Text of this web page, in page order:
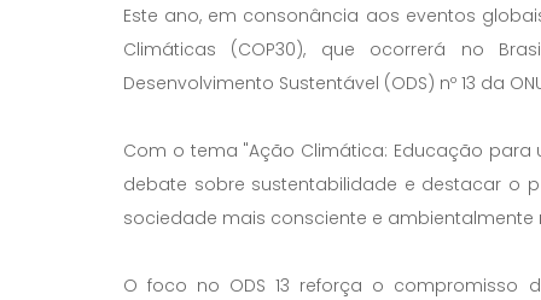
Este ano, em consonância aos eventos
Climáticas (COP30), que ocorrerá no
Desenvolvimento Sustentável (ODS) nº 13 da
Com o tema "Ação Climática: Educação para
debate sobre sustentabilidade e destacar o
sociedade mais consciente e ambientalmente
O foco no ODS 13 reforça o compromisso